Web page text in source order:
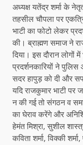
अध्यक्ष यतेंद्र शर्मा के
तहसील चौपला पर
भाटी का फोटो लेकर
की। ब्राह्मण समाज ने
दिया। इस दौरान लोगों
प्रदर्शनकारियों ने
सदर हापुड़ को दी और
यदि राजकुमार भाटी पर
न की गई तो संगठन व
का घेराव करेंगे और
हेमंत मिश्रा, सुशील
कविता शर्मा, विक्की